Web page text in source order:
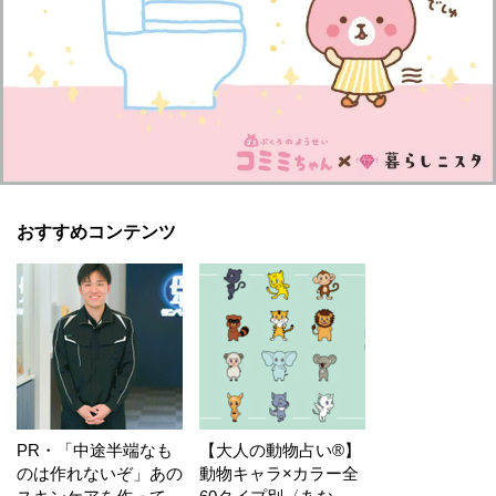
おすすめコンテンツ
PR・「中途半端なも
のは作れないぞ」あの
【大人の動物占い®】
動物キャラ×カラー全